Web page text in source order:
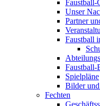
Faustball-
Unser
Partner
Faustball
Faustball-
Spielpläne
Bilder
Fechten